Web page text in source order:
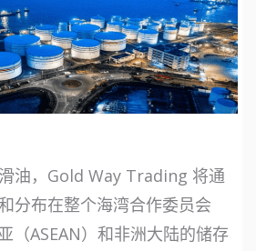
油，Gold Way Trading 将通
分布在整个海湾合作委员会
（ASEAN）和非洲大陆的储存